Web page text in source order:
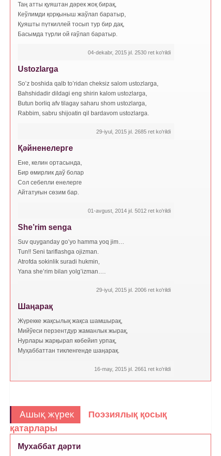
Таң атты қуяштан дәрек жоқ бирақ,
Кеўлимди қорқыныш жаўлап баратыр,
Қуяшты пүткиллей тосып тур бир дақ,
Басымда түрли ой ғаўлап баратыр.
04-dekabr, 2015 jıl. 2530 ret ko'rildi
Ustozlarga
So’z boshida qalb to’ridan cheksiz salom ustozlarga,
Bahshidadir dildagi eng shirin kalom ustozlarga,
Butun borliq afv tilagay saharu shom ustozlarga,
Rabbim, sabru shijoatin qil bardavom ustozlarga.
29-iyul, 2015 jıl. 2685 ret ko'rildi
Қәйненелерге
Ене, келин ортасында,
Бир өмирлик даў болар
Сол себепли енелерге
Айтатуғын сөзим бар.
01-avgust, 2014 jıl. 5012 ret ko'rildi
She’rim senga
Suv quyganday go’yo hamma yoq jim…
Tun!! Seni tariflashga ojizman.
Atrofda sokinlik suradi hukmin,
Yana she’rim bilan yolg’izman….
29-iyul, 2015 jıl. 2006 ret ko'rildi
Шаңарақ
Жүрекке жақсылық жақса шамшырақ,
Мийўеси перзентдур жаманлык жырақ,
Нурлары жарқырап көбейип урпақ,
Муҳаббаттан тикленгенде шаңарақ.
16-may, 2015 jıl. 2661 ret ko'rildi
Ашық жүрек
Поэзиялық қосық
қатарлары
Мухаббат дәрти